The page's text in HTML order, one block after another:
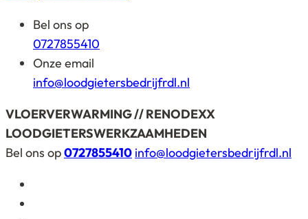
Bel ons op
0727855410
Onze email
info@loodgietersbedrijfrdl.nl
VLOERVERWARMING // RENODEXX
LOODGIETERSWERKZAAMHEDEN
Bel ons op0727855410 info@loodgietersbedrijfrdl.nl